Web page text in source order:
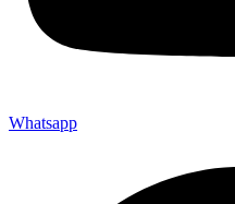
Whatsapp